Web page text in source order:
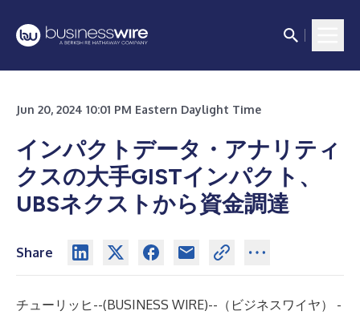
Jun 20, 2024 10:01 PM Eastern Daylight Time
インパクトデータ・アナリティ
クスの大手GISTインパクト、
UBSネクストから資金調達
Share
チューリッヒ--(BUSINESS WIRE)-- （ビジネスワイヤ） -